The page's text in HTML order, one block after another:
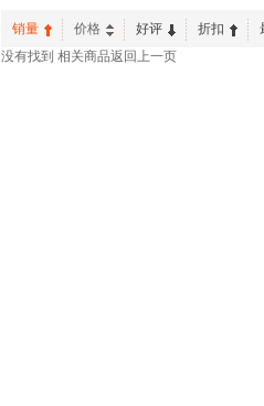
销量 价格 好评 折扣
没有找到 相关商品返回上一页